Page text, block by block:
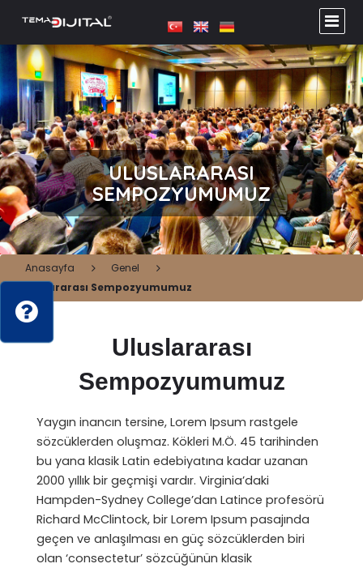
ULUSLARARASI
SEMPOZYUMUMUZ
Anasayfa
Genel
Uluslararası Sempozyumumuz
Uluslararası
Sempozyumumuz
Yaygın inancın tersine, Lorem Ipsum rastgele
sözcüklerden oluşmaz. Kökleri M.Ö. 45 tarihinden
bu yana klasik Latin edebiyatına kadar uzanan
2000 yıllık bir geçmişi vardır. Virginia’daki
Hampden-Sydney College’dan Latince profesörü
Richard McClintock, bir Lorem Ipsum pasajında
geçen ve anlaşılması en güç sözcüklerden biri
olan ‘consectetur’ sözcüğünün klasik